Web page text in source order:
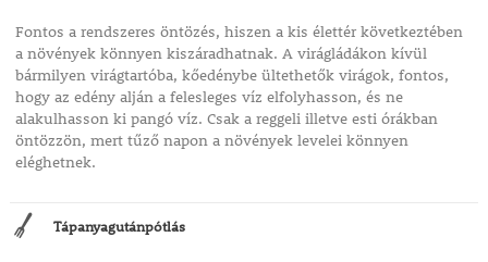
Fontos a rendszeres öntözés, hiszen a kis élettér következtében
a növények könnyen kiszáradhatnak. A virágládákon kívül
bármilyen virágtartóba, kőedénybe ültethetők virágok, fontos,
hogy az edény alján a felesleges víz elfolyhasson, és ne
alakulhasson ki pangó víz. Csak a reggeli illetve esti órákban
öntözzön, mert tűző napon a növények levelei könnyen
eléghetnek.
Tápanyagutánpótlás